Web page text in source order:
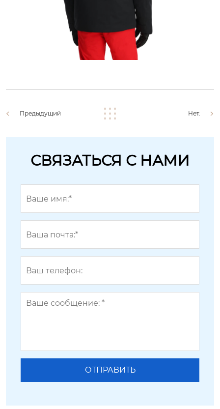
Предыдущий Нет.
СВЯЗАТЬСЯ С НАМИ